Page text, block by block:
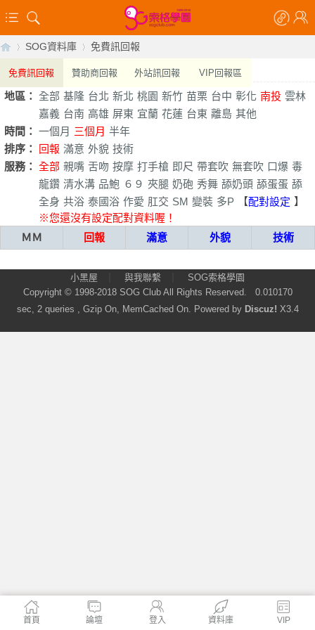
索
SOG資料庫
›
免費訊回報
免費訊回報 贊助商回報 外站訊回報 VIP回報區
地區： 全部 基隆 台北 新北 桃園 新竹 苗栗 台中 彰化 南投 雲林
嘉義 台南 高雄 屏東 宜蘭 花蓮 台東 離島 其他
時間： 一個月 三個月 半年
排序：
回報 滿意 外貌 技術
服務： 全部 親嘴 舌吻 按摩 打手槍 即尺 帶套吹 無套吹 口爆 毒
龍鑽 清水溝 品鮑 ６９ 夾腿 奶砲 秀舞 舔奶頭 舔蛋蛋 舔
全身 共浴 泰國浴 作愛 肛交 SM 變裝 多P 【配對設定 】
※您還沒有設定配對資料喔！
ＭＭ
回報 滿意 外貌 技術
小黑屋 與我聯繫
SOG索格學園
Copyright © 1998-2018 SOG ClubAll Rights Reserved. 0.010170
sec, 2 queries , Gzip On, MemCached On. Powered by Discuz! X3.4
首頁 論壇 登入 資料庫 VIP